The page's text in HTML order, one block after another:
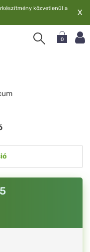
közvetlenül a
X
0